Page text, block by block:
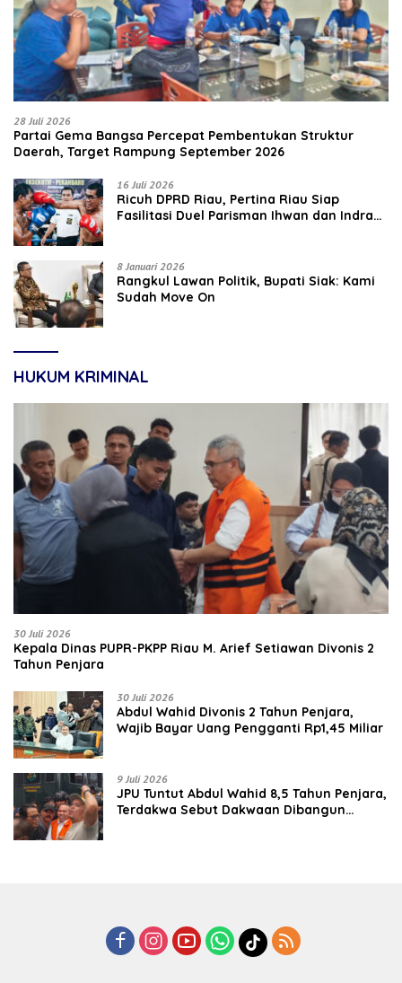
28 Juli 2026
Partai Gema Bangsa Percepat Pembentukan Struktur
Daerah, Target Rampung September 2026
16 Juli 2026
‎Ricuh DPRD Riau, Pertina Riau Siap
Fasilitasi Duel Parisman Ihwan dan Indra
8 Januari 2026
Rangkul Lawan Politik, Bupati Siak: Kami
Sudah Move On
HUKUM KRIMINAL
30 Juli 2026
Kepala Dinas PUPR-PKPP Riau M. Arief Setiawan Divonis 2
Tahun Penjara
30 Juli 2026
‎‎Abdul Wahid Divonis 2 Tahun Penjara,
Wajib Bayar Uang Pengganti Rp1,45 Miliar
9 Juli 2026
JPU Tuntut Abdul Wahid 8,5 Tahun Penjara,
Terdakwa Sebut Dakwaan Dibangun